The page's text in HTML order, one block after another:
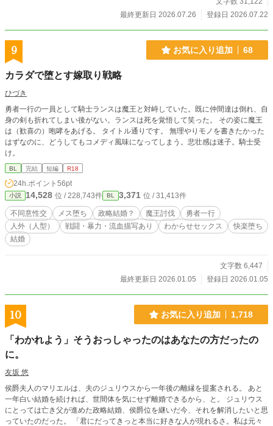
最終更新日 2026.07.26
登録日 2026.07.22
9 お気に入り追加 68
カラダで堕とす嫁取り戦略
ひづき
勇者一行の一員として騎士ランスは魔王と対峙していた。既に仲間達は倒れ、自
身の剣も折れてしまい後がない。ランスは死を覚悟して笑った。 その姿に魔王
は（歓喜の）咆哮をあげる。 タイトル通りです。 無理やりモノを書きたかった
はずなのに、どうしてもコメディ風味になってしまう。悲壮感は迷子。騎士受
け。
BL 完結 短編 R18
24h.ポイント 56pt
小説 14,528 位 / 228,743件 BL 3,371 位 / 31,413件
不同意性交 メス堕ち 政略結婚？ 魔王討伐
勇者一行
人外（人型）
戦闘・暴力・流血描写あり わからせセックス
快楽堕ち
結婚
文字数 6,447
最終更新日 2026.01.05
登録日 2026.01.05
10 お気に入り追加 1,718
「わかれよう」そうおっしゃったのはあなたの方だったの
に。
友坂 悠
侯爵夫人のマリエルは、夫のジュリウスから一年後の離縁を提案される。 あと
一年白い結婚を続ければ、世間体を気にせず離婚できるから、と。 ジュリウス
にとっては亡き父が進めた政略結婚、侯爵位を継いだ今、それを解消したいと思
っていたのだった。 「君にだってきっと本当に好きな人が現れるさ。私は元々